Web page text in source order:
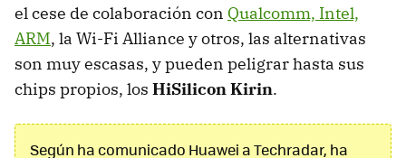
el cese de colaboración con Qualcomm, Intel,
ARM, la Wi-Fi Alliance y otros, las alternativas
son muy escasas, y pueden peligrar hasta sus
chips propios, los HiSilicon Kirin.
Según ha comunicado Huawei a Techradar, ha